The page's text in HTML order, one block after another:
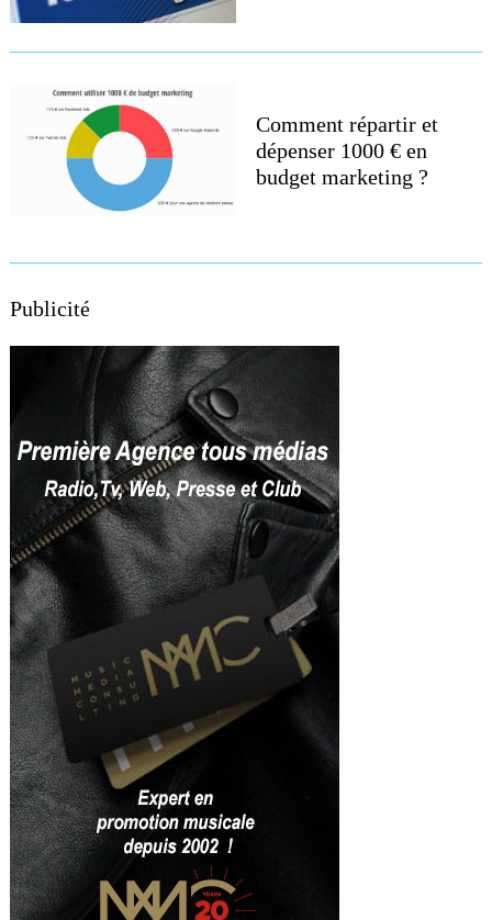
Comment répartir et
dépenser 1000 € en
budget marketing ?
Publicité
Search